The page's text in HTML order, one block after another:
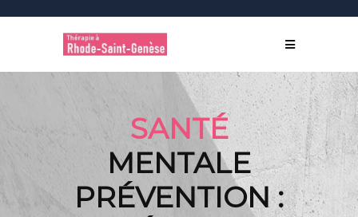
SANTÉ
MENTALE
PRÉVENTION :